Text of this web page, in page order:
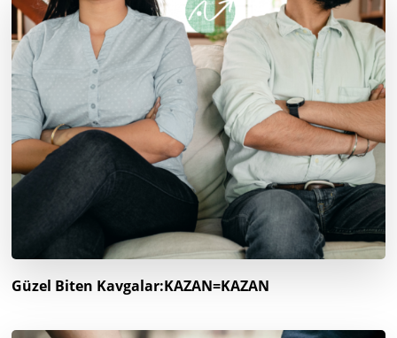
Güzel Biten Kavgalar:KAZAN=KAZAN